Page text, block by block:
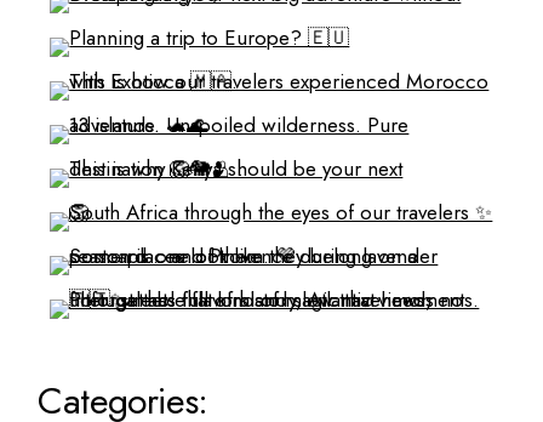
Categories: